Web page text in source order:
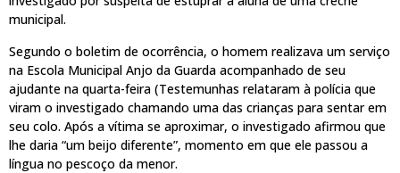
municipal.
Segundo o boletim de ocorrência, o homem realizava um serviço
na Escola Municipal Anjo da Guarda acompanhado de seu
ajudante na quarta-feira (Testemunhas relataram à polícia que
viram o investigado chamando uma das crianças para sentar em
seu colo. Após a vítima se aproximar, o investigado afirmou que
lhe daria “um beijo diferente”, momento em que ele passou a
língua no pescoço da menor.